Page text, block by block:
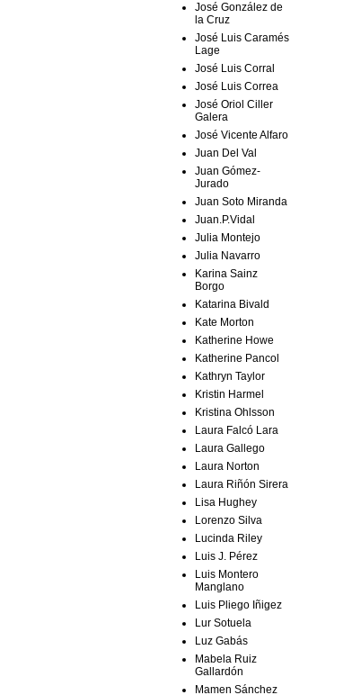
José González de
la Cruz
José Luis Caramés
Lage
José Luis Corral
José Luis Correa
José Oriol Ciller
Galera
José Vicente Alfaro
Juan Del Val
Juan Gómez-
Jurado
Juan Soto Miranda
Juan.P.Vidal
Julia Montejo
Julia Navarro
Karina Sainz
Borgo
Katarina Bivald
Kate Morton
Katherine Howe
Katherine Pancol
Kathryn Taylor
Kristin Harmel
Kristina Ohlsson
Laura Falcó Lara
Laura Gallego
Laura Norton
Laura Riñón Sirera
Lisa Hughey
Lorenzo Silva
Lucinda Riley
Luis J. Pérez
Luis Montero
Manglano
Luis Pliego Iñigez
Lur Sotuela
Luz Gabás
Mabela Ruiz
Gallardón
Mamen Sánchez